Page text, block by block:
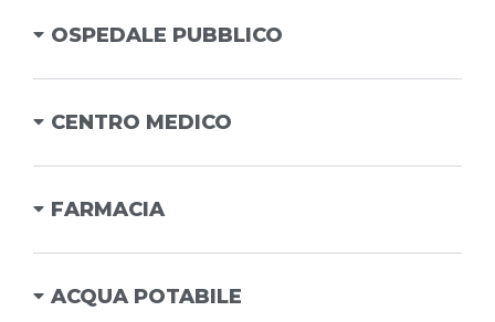
OSPEDALE PUBBLICO
CENTRO MEDICO
FARMACIA
ACQUA POTABILE